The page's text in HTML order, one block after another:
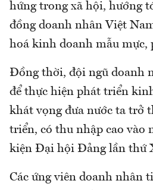
hứng trong xã hội, hướng
đồng doanh nhân Việt
hoá kinh doanh mẫu mực,
Đồng thời, đội ngũ doanh
để thực hiện phát triển
khát vọng đưa nước ta trở
triển, có thu nhập cao vào
kiện Đại hội Đảng lần thứ
Các ứng viên doanh nhân